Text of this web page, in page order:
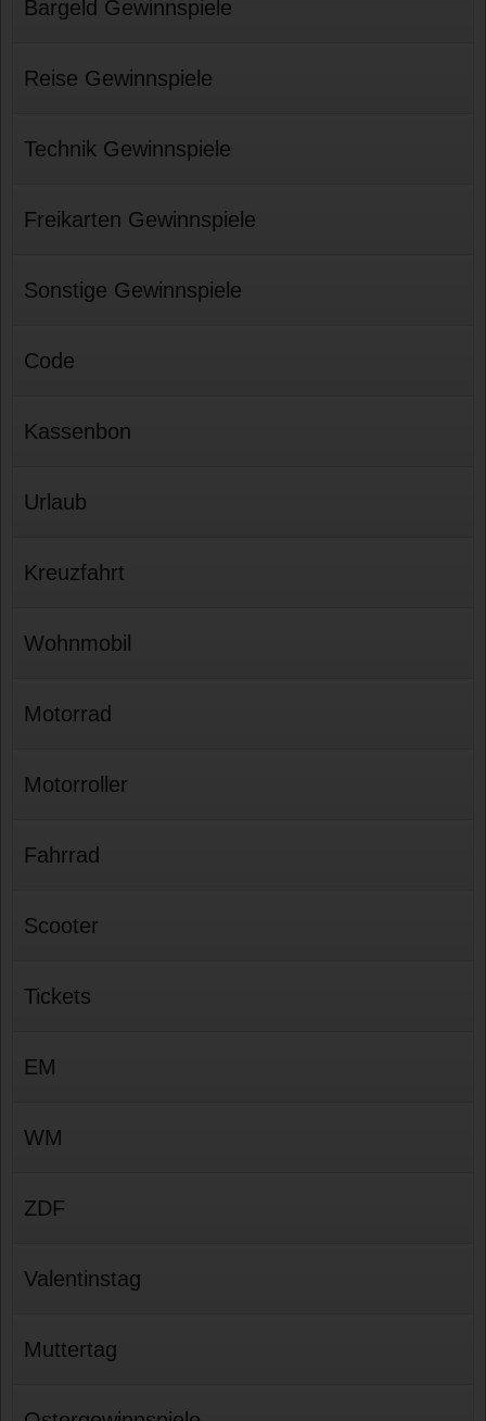
Bargeld Gewinnspiele
Reise Gewinnspiele
Technik Gewinnspiele
Freikarten Gewinnspiele
Sonstige Gewinnspiele
Code
Kassenbon
Urlaub
Kreuzfahrt
Wohnmobil
Motorrad
Motorroller
Fahrrad
Scooter
Tickets
EM
WM
ZDF
Valentinstag
Muttertag